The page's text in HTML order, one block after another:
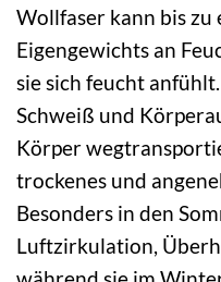
Wollfaser kann bis
Eigengewichts an
sie sich feucht
Schweiß und
Körper
trockenes und
Besonders in den
Luftzirkulation,